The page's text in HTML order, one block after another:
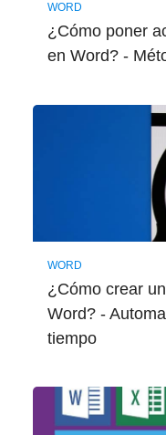
WORD
¿Cómo poner
en Word? -
WORD
¿Cómo crear
Word? -
tiempo